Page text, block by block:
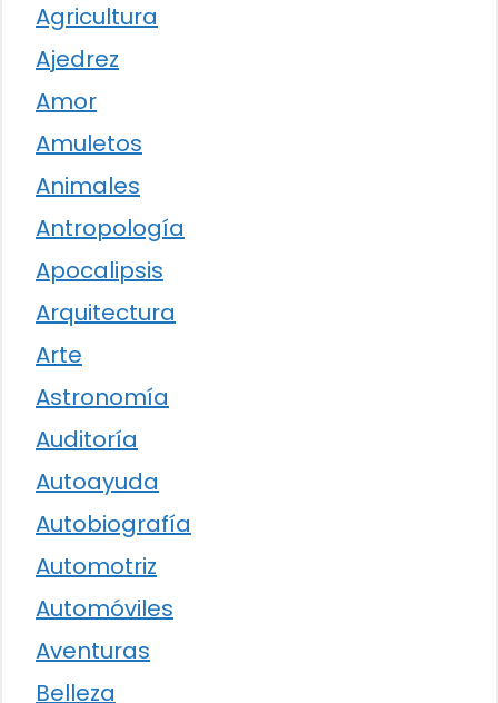
Agricultura
Ajedrez
Amor
Amuletos
Animales
Antropología
Apocalipsis
Arquitectura
Arte
Astronomía
Auditoría
Autoayuda
Autobiografía
Automotriz
Automóviles
Aventuras
Belleza